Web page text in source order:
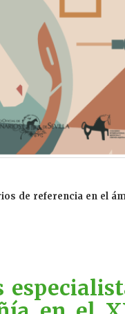
de referencia en el